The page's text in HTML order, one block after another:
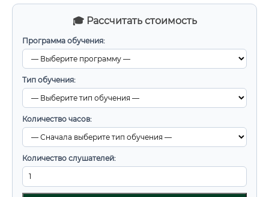
🎓 Рассчитать стоимость
Программа обучения:
Тип обучения:
Количество часов:
Количество слушателей: